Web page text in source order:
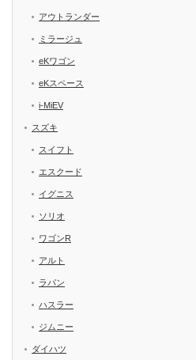
アウトランダー
ミラージュ
eKワゴン
eKスペース
i-MiEV
スズキ
スイフト
エスクード
イグニス
ソリオ
ワゴンR
アルト
ラパン
ハスラー
ジムニー
ダイハツ